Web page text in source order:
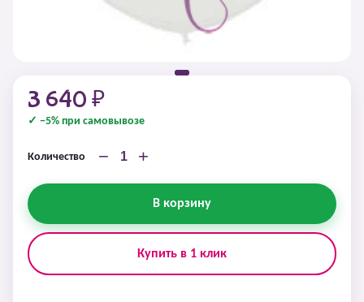
3 640 ₽
✓ −5% при самовывозе
Количество − +
В корзину
Купить в 1 клик